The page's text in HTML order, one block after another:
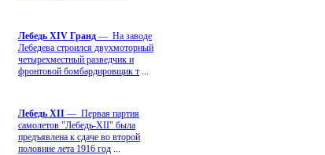
Лебедь ХIV Гранд — На заводе
Лебедева строился двухмоторный
четырехместный разведчик и
фронтовой бомбардировщик т
Лебедь ХII — Первая партия
самолетов "Лебедь-ХII" была
предъявлена к сдаче во второй
половине лета 1916 год